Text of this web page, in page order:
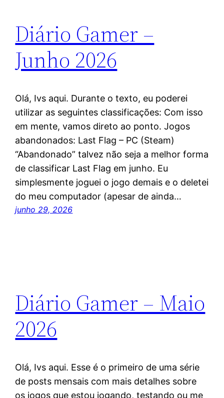
Diário Gamer –
Junho 2026
Olá, Ivs aqui. Durante o texto, eu poderei
utilizar as seguintes classificações: Com isso
em mente, vamos direto ao ponto. Jogos
abandonados: Last Flag – PC (Steam)
“Abandonado” talvez não seja a melhor forma
de classificar Last Flag em junho. Eu
simplesmente joguei o jogo demais e o deletei
do meu computador (apesar de ainda…
junho 29, 2026
Diário Gamer – Maio
2026
Olá, Ivs aqui. Esse é o primeiro de uma série
de posts mensais com mais detalhes sobre
os jogos que estou jogando, testando ou me